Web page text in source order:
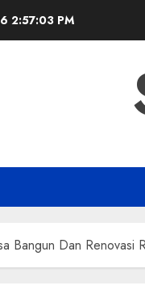
2:57:04 PM
Bangun Dan Renovasi